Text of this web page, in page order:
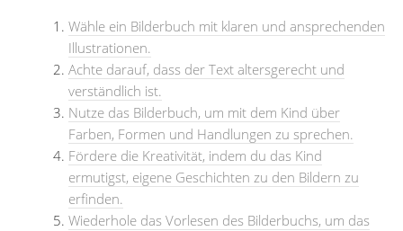
Wähle ein Bilderbuch mit klaren und ansprechenden
Illustrationen.
Achte darauf, dass der Text altersgerecht und
verständlich ist.
Nutze das Bilderbuch, um mit dem Kind über
Farben, Formen und Handlungen zu sprechen.
Fördere die Kreativität, indem du das Kind
ermutigst, eigene Geschichten zu den Bildern zu
erfinden.
Wiederhole das Vorlesen des Bilderbuchs, um das